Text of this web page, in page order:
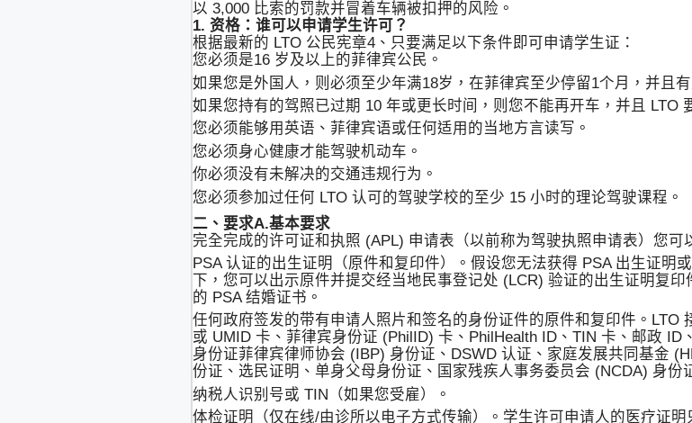
以 3,000 比索的罚款并冒着车辆被扣押的风险。
1. 资格：谁可以申请学生许可？
根据最新的 LTO 公民宪章4、只要满足以下条件即可申请学生证：
您必须是16 岁及以上的菲律宾公民。
如果您是外国人，则必须至少年满18岁，在菲律宾至少停留1个月，并且
如果您持有的驾照已过期 10 年或更长时间，则您不能再开车，并且 LTO
您必须能够用英语、菲律宾语或任何适用的当地方言读写。
您必须身心健康才能驾驶机动车。
你必须没有未解决的交通违规行为。
您必须参加过任何 LTO 认可的驾驶学校的至少 15 小时的理论驾驶课程。
二、要求A.基本要求
完全完成的许可证和执照 (APL) 申请表（以前称为驾驶执照申请表）您可
PSA 认证的出生证明（原件和复印件）。假设您无法获得 PSA 出生证明
下，您可以出示原件并提交经当地民事登记处 (LCR) 验证的出生证明复
的 PSA 结婚证书。
任何政府签发的带有申请人照片和签名的身份证件的原件和复印件。LTO
或 UMID 卡、菲律宾身份证 (PhilID) 卡、PhilHealth ID、TIN 卡、邮政
身份证菲律宾律师协会 (IBP) 身份证、DSWD 认证、家庭发展共同基金
份证、选民证明、单身父母身份证、国家残疾人事务委员会 (NCDA) 身份
纳税人识别号或 TIN（如果您受雇）。
体检证明（仅在线/由诊所以电子方式传输）。学生许可申请人的医疗证